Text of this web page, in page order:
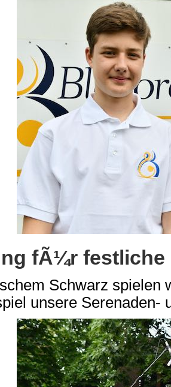
fÃ¼r festliche
Schwarz spielen
unsere Serenaden-